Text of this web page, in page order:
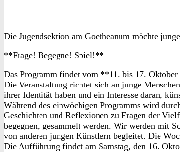
Die Jugendsektion am Goetheanum möchte
**Frage! Begegne! Spiel!**
Das Programm findet vom **11. bis 17.
Die Veranstaltung richtet sich an junge
ihrer Identität haben und ein Interesse daran,
Während des einwöchigen Programms wird
Geschichten und Reflexionen zu Fragen der
begegnen, gesammelt werden. Wir werden mit
von anderen jungen Künstlern begleitet. Die
Die Aufführung findet am Samstag, den 16.